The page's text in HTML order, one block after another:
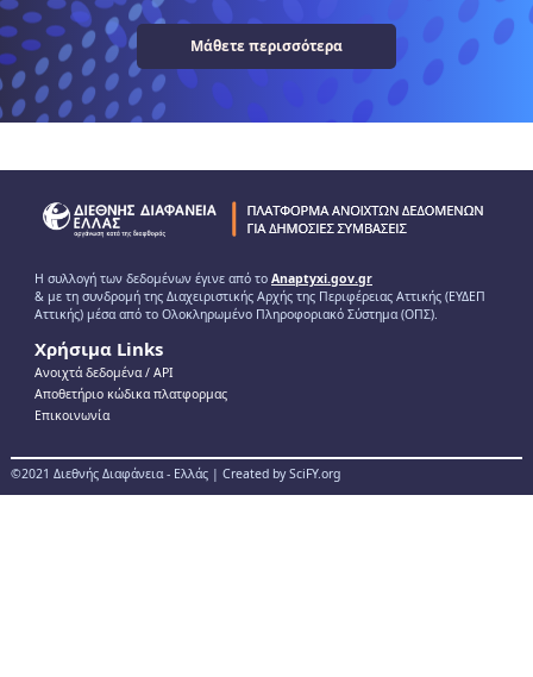
Μάθετε περισσότερα
Η συλλογή των δεδομένων έγινε από το Anaptyxi.gov.gr
& με τη συνδρομή της Διαχειριστικής Αρχής της Περιφέρειας Αττικής (ΕΥΔΕΠ
Αττικής) μέσα από το Ολοκληρωμένο Πληροφοριακό Σύστημα (ΟΠΣ).
Χρήσιμα Links
Ανοιχτά δεδομένα / ΑPI
Αποθετήριο κώδικα πλατφορμας
Επικοινωνία
©2021 Διεθνής Διαφάνεια - Ελλάς | Created by SciFY.org